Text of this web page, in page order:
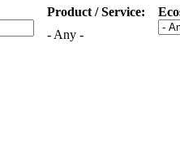
Product / Service:
- Any -